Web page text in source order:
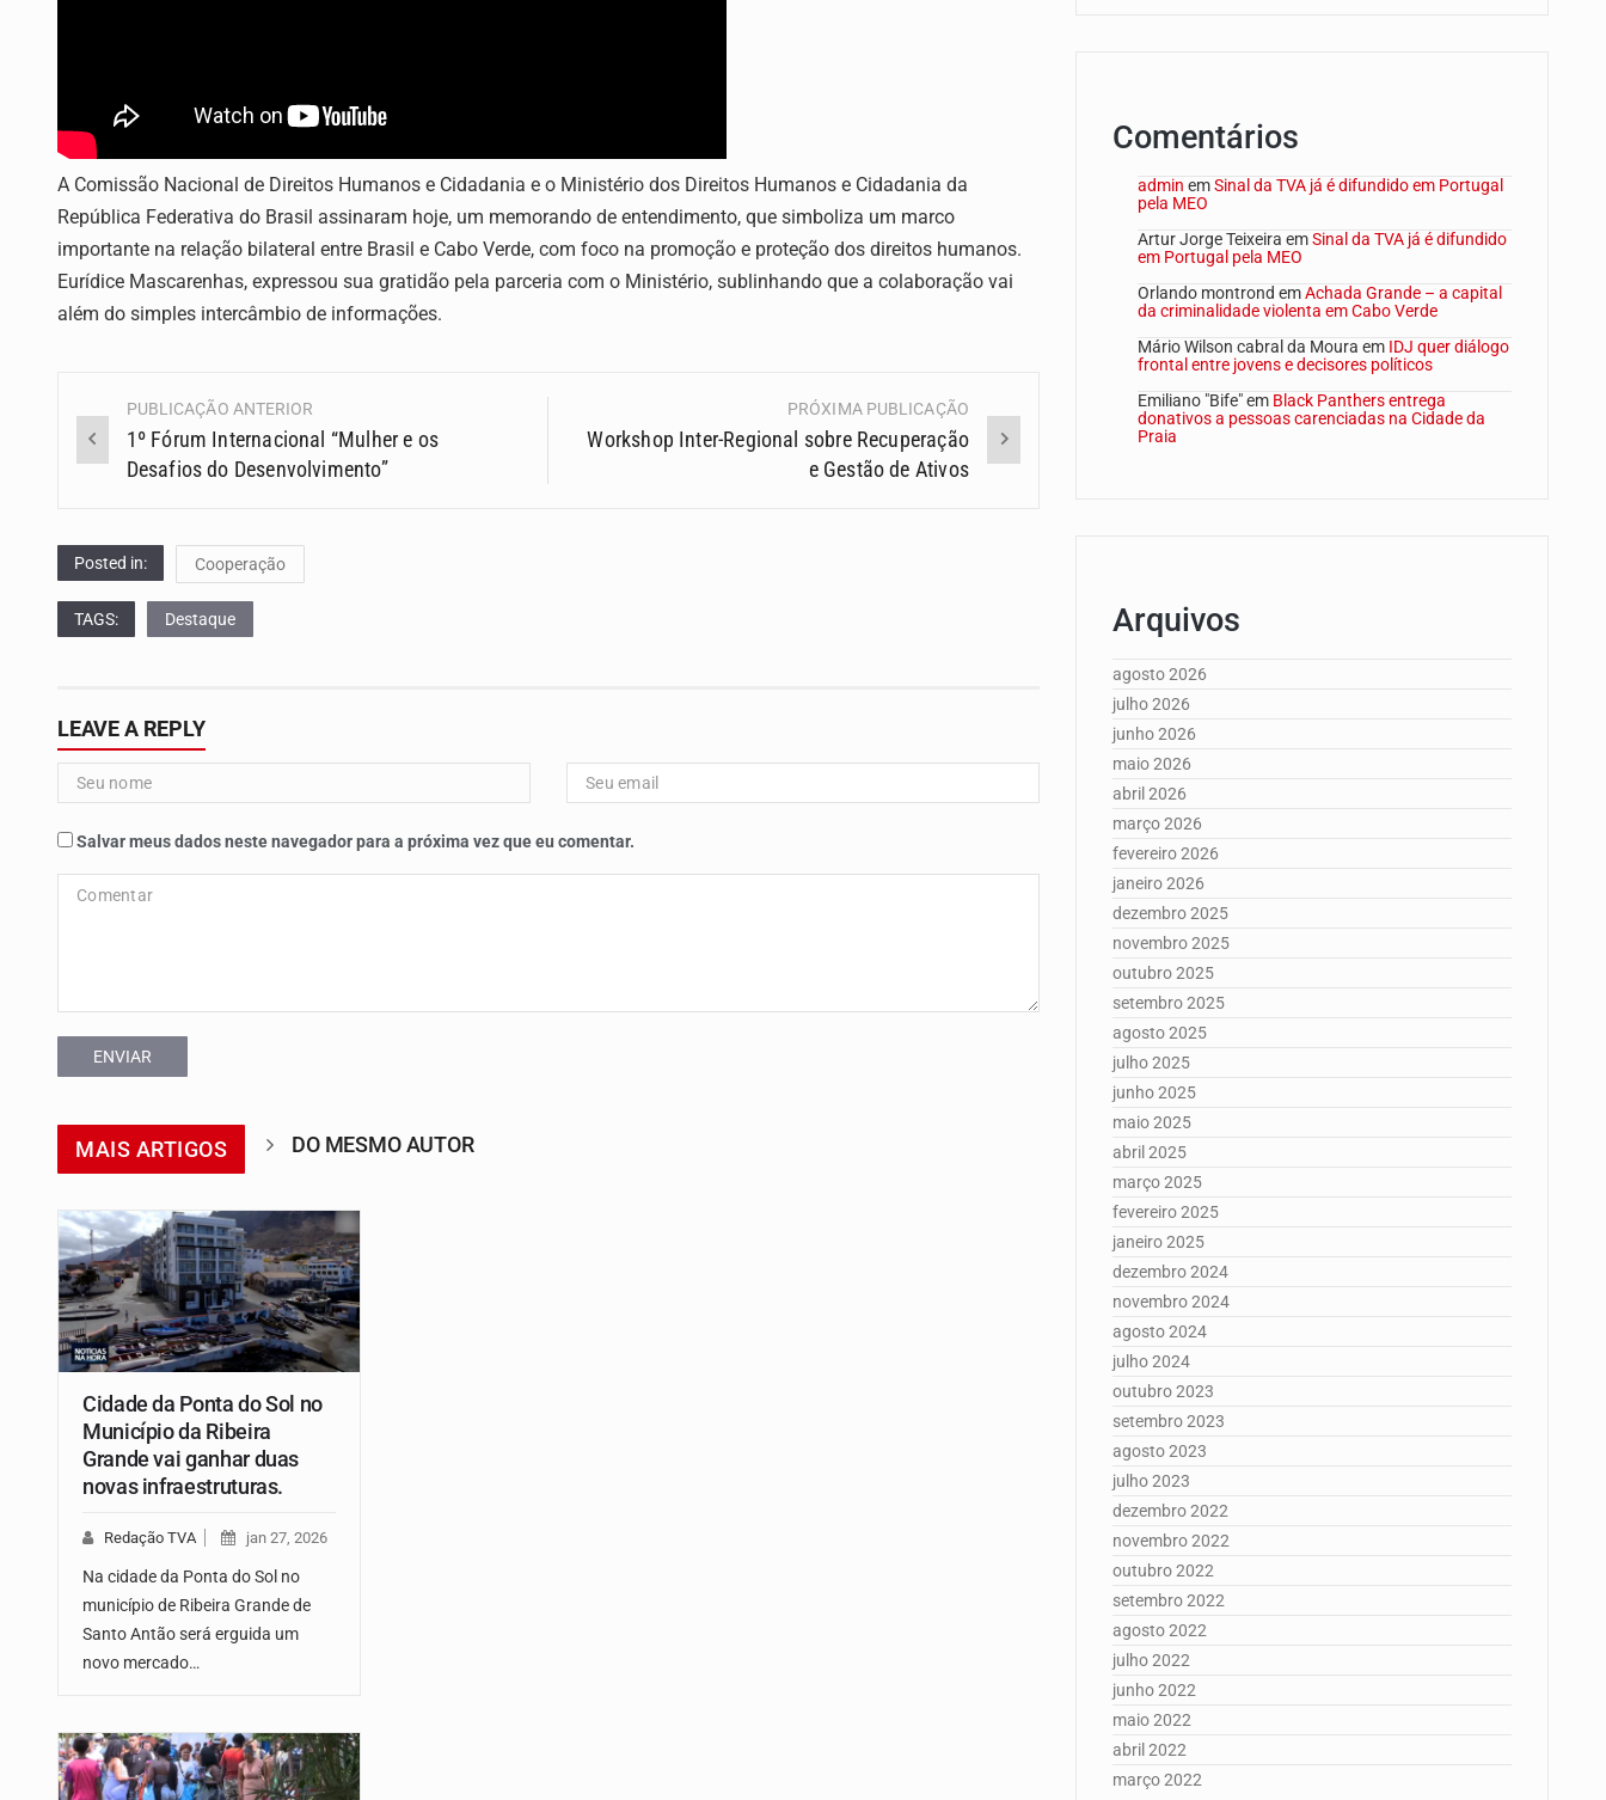
A Comissão Nacional de Direitos Humanos e Cidadania e o Ministério dos Direitos Humanos e Cidadania da
República Federativa do Brasil assinaram hoje, um memorando de entendimento, que simboliza um marco
importante na relação bilateral entre Brasil e Cabo Verde, com foco na promoção e proteção dos direitos humanos.
Eurídice Mascarenhas, expressou sua gratidão pela parceria com o Ministério, sublinhando que a colaboração vai
além do simples intercâmbio de informações.
Navegação
(Posts)
PUBLICAÇÃO ANTERIOR
1º Fórum Internacional “Mulher e os
Desafios do Desenvolvimento”
PRÓXIMA PUBLICAÇÃO
Workshop Inter-Regional sobre Recuperação
e Gestão de Ativos
Posted in: Cooperação
TAGS: Destaque
LEAVE A REPLY
Salvar meus dados neste navegador para a próxima vez que eu comentar.
ENVIAR
MAIS ARTIGOS DO MESMO AUTOR
Cidade da Ponta do Sol no
Município da Ribeira
Grande vai ganhar duas
novas infraestruturas.
Redação TVA jan 27, 2026
Na cidade da Ponta do Sol no
município de Ribeira Grande de
Santo Antão será erguida um
novo mercado…
Comentários
admin emSinal da TVA já é difundido em Portugal
pela MEO
Artur Jorge Teixeira emSinal da TVA já é difundido
em Portugal pela MEO
Orlando montrond emAchada Grande – a capital
da criminalidade violenta em Cabo Verde
Mário Wilson cabral da Moura em IDJ quer diálogo
frontal entre jovens e decisores políticos
Emiliano "Bife"em Black Panthers entrega
donativos a pessoas carenciadas na Cidade da
Praia
Arquivos
agosto 2026
julho 2026
junho 2026
maio 2026
abril 2026
março 2026
fevereiro 2026
janeiro 2026
dezembro 2025
novembro 2025
outubro 2025
setembro 2025
agosto 2025
julho 2025
junho 2025
maio 2025
abril 2025
março 2025
fevereiro 2025
janeiro 2025
dezembro 2024
novembro 2024
agosto 2024
julho 2024
outubro 2023
setembro 2023
agosto 2023
julho 2023
dezembro 2022
novembro 2022
outubro 2022
setembro 2022
agosto 2022
julho 2022
junho 2022
maio 2022
abril 2022
março 2022